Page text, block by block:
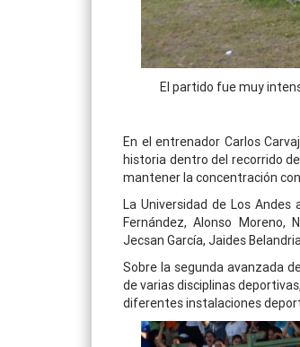
El partido fue muy
En el entrenador Carlos
historia dentro del recorrido
mantener la concentración
La Universidad de Los
Fernández, Alonso Moreno,
Jecsan García, Jaides
Sobre la segunda avanzada
de varias disciplinas
diferentes instalaciones